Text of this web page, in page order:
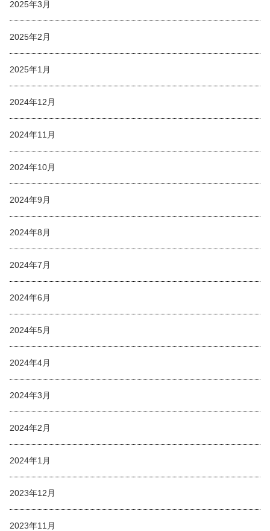
2025年3月
2025年2月
2025年1月
2024年12月
2024年11月
2024年10月
2024年9月
2024年8月
2024年7月
2024年6月
2024年5月
2024年4月
2024年3月
2024年2月
2024年1月
2023年12月
2023年11月